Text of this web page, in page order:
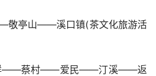
亭山——溪口镇(茶文化旅游活
——蔡村——爱民——汀溪——返